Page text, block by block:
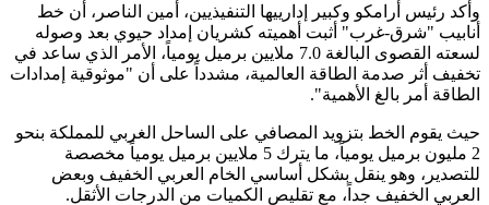
وأكد رئيس أرامكو وكبير إدارييها التنفيذيين، أمين الناصر، أن خط
أنابيب "شرق-غرب" أثبت أهميته كشريان إمداد حيوي بعد وصوله
لسعته القصوى البالغة 7.0 ملايين برميل يومياً، الأمر الذي ساعد في
تخفيف أثر صدمة الطاقة العالمية، مشدداً على أن "موثوقية إمدادات
الطاقة أمر بالغ الأهمية".
حيث يقوم الخط بتزويد المصافي على الساحل الغربي للمملكة بنحو
2 مليون برميل يومياً، ما يترك 5 ملايين برميل يومياً مخصصة
للتصدير، وهو ينقل بشكل أساسي الخام العربي الخفيف وبعض
العربي الخفيف جداً، مع تقليص الكميات من الدرجات الأثقل.